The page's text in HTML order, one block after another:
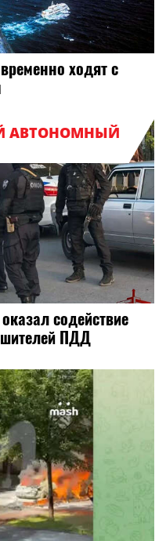
ходят с
АВТОНОМНЫЙ
содействие
ПДД